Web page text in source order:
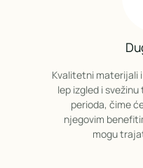
Kvalitetni materijali
lep izgled i
perioda, čime
njegovim
mogu